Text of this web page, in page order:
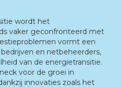
wordt het
vaker geconfronteerd met
vormt een
en netbeheerders,
van de energietransitie.
voor de groei in
innovaties zoals het